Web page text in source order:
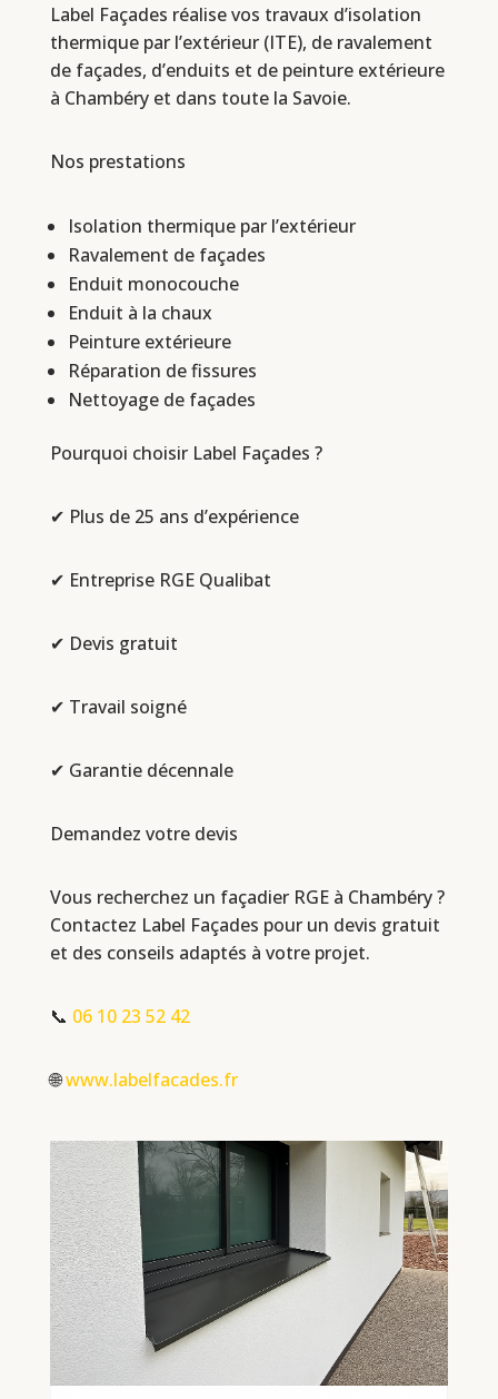
Label Façades réalise vos travaux d’isolation
thermique par l’extérieur (ITE), de ravalement
de façades, d’enduits et de peinture extérieure
à Chambéry et dans toute la Savoie.
Nos prestations
Isolation thermique par l’extérieur
Ravalement de façades
Enduit monocouche
Enduit à la chaux
Peinture extérieure
Réparation de fissures
Nettoyage de façades
Pourquoi choisir Label Façades ?
✔ Plus de 25 ans d’expérience
✔ Entreprise RGE Qualibat
✔ Devis gratuit
✔ Travail soigné
✔ Garantie décennale
Demandez votre devis
Vous recherchez un façadier RGE à Chambéry ?
Contactez Label Façades pour un devis gratuit
et des conseils adaptés à votre projet.
📞 06 10 23 52 42
🌐www.labelfacades.fr